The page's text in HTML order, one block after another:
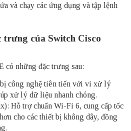
và chạy các ứng dụng và tập lệnh
trưng của Switch Cisco
có những đặc trưng sau:
công nghệ tiên tiến với vi xử lý
xử lý dữ liệu nhanh chóng.
Hỗ trợ chuẩn Wi-Fi 6, cung cấp tốc
cho các thiết bị không dây, đồng